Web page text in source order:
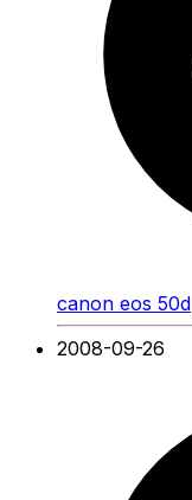
canon eos 50d
2008-09-26